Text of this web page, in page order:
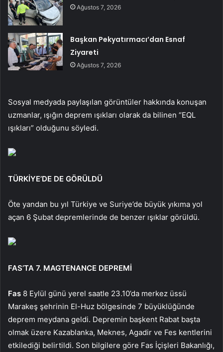
Ağustos 7, 2026
Başkan Pekyatırmacı’dan Esnaf
Ziyareti
Ağustos 7, 2026
Sosyal medyada paylaşılan görüntüler hakkında konuşan
uzmanlar, ışığın deprem ışıkları olarak da bilinen “EQL
ışıkları” olduğunu söyledi.
TÜRKİYE’DE DE GÖRÜLDÜ
Öte yandan bu yıl Türkiye ve Suriye’de büyük yıkıma yol
açan 6 Şubat depremlerinde de benzer ışıklar görüldü.
FAS’TA 7. MAGTENANCE DEPREMİ
Fas 8 Eylül günü yerel saatle 23.10’da merkez üssü
Marakeş şehrinin El-Huz bölgesinde 7 büyüklüğünde
deprem meydana geldi. Depremin başkent Rabat başta
olmak üzere Kazablanka, Meknes, Agadir ve Fes kentlerini
etkilediği belirtildi. Son bilgilere göre Fas İçişleri Bakanlığı,